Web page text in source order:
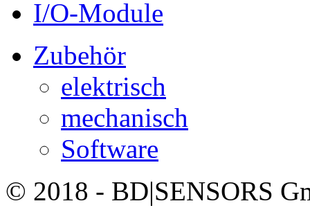
I/O-Module
Zubehör
elektrisch
mechanisch
Software
© 2018 - BD|SENSORS